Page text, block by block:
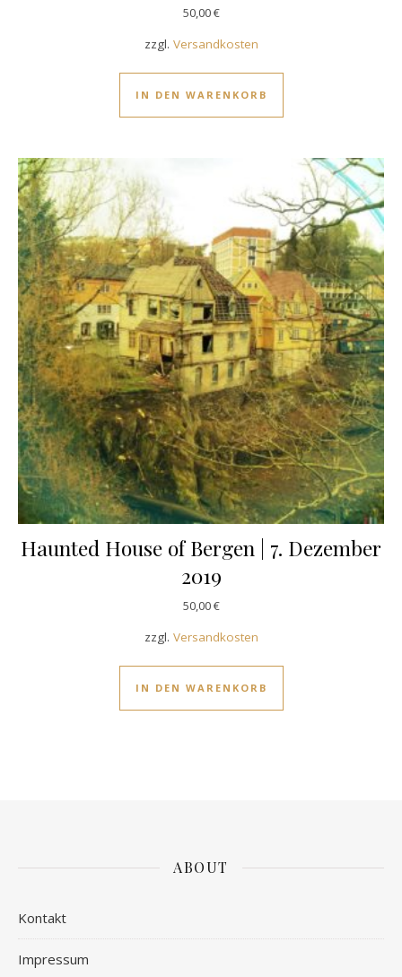
50,00€
zzgl. Versandkosten
IN DEN WARENKORB
Haunted House of Bergen | 7. Dezember
2019
50,00€
zzgl. Versandkosten
IN DEN WARENKORB
ABOUT
Kontakt
Impressum